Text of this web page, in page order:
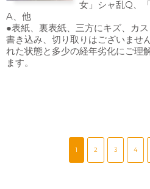
女」シャ乱Q、
A、他
●表紙、裏表紙、三方にキズ、カ
書き込み、切り取りはございませ
れた状態と多少の経年劣化にご理
ます。
1 2 3 4